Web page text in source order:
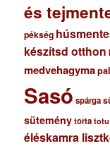
és
pékség
készítsd otthon
medvehagyma
Sasó spárga
süteménytorta totu
éléskamra